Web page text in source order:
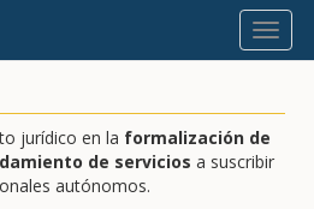
jurídico en la formalización de
de servicios a suscribir
autónomos.